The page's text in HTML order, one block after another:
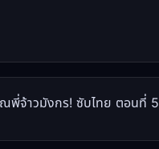
พี่จ้าวมังกร! ซับไทย ตอนที่ 5